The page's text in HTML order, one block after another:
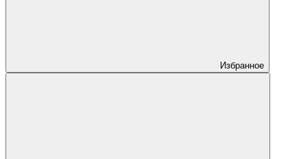
Избранное